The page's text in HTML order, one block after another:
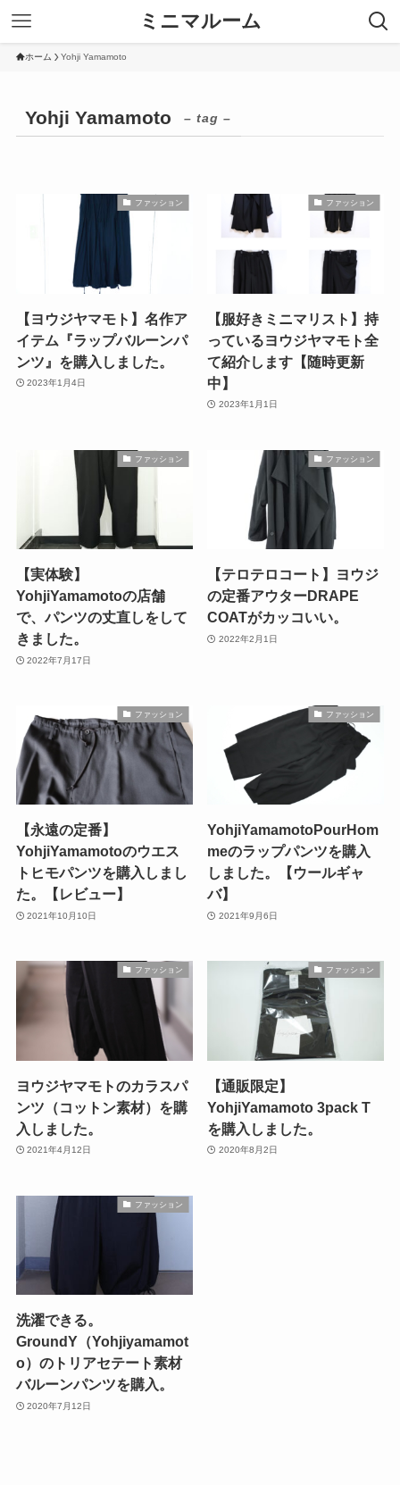
ミニマルーム
ホーム Yohji Yamamoto
Yohji Yamamoto – tag –
ファッション
【ヨウジヤマモト】名作ア
イテム『ラップバルーンパ
ンツ』を購入しました。
2023年1月4日
ファッション
【服好きミニマリスト】持
っているヨウジヤマモト全
て紹介します【随時更新
中】
2023年1月1日
ファッション
【実体験】
YohjiYamamotoの店舗
で、パンツの丈直しをして
きました。
2022年7月17日
ファッション
【テロテロコート】ヨウジ
の定番アウターDRAPE
COATがカッコいい。
2022年2月1日
ファッション
【永遠の定番】
YohjiYamamotoのウエス
トヒモパンツを購入しまし
た。【レビュー】
2021年10月10日
ファッション
YohjiYamamotoPourHom
meのラップパンツを購入
しました。【ウールギャ
バ】
2021年9月6日
ファッション
ヨウジヤマモトのカラスパ
ンツ（コットン素材）を購
入しました。
2021年4月12日
ファッション
【通販限定】
YohjiYamamoto 3pack T
を購入しました。
2020年8月2日
ファッション
洗濯できる。
GroundY（Yohjiyamamot
o）のトリアセテート素材
バルーンパンツを購入。
2020年7月12日